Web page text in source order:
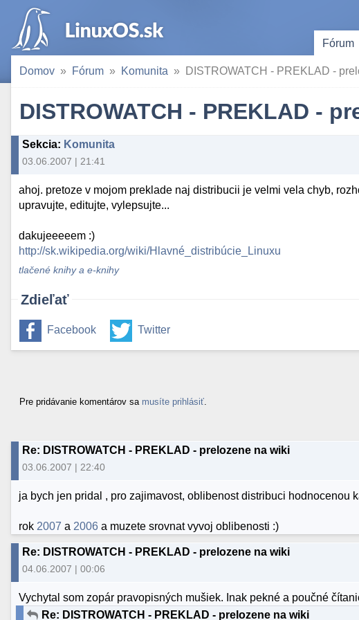
Fórum
Domov Fórum Komunita DISTROWATCH - PREKLAD -
DISTROWATCH - PREKLAD -
Sekcia: Komunita
03.06.2007 | 21:41
ahoj. pretoze v mojom preklade naj distribucii je velmi vela chyb,
upravujte, editujte, vylepsujte...
dakujeeeeem :)
http://sk.wikipedia.org/wiki/Hlavné_distribúcie_Linuxu
tlačené knihy a e-knihy
Zdieľať
Facebook Twitter
Pre pridávanie komentárov sa musíte prihlásiť
Re: DISTROWATCH - PREKLAD - prelozene na wiki
03.06.2007 | 22:40
ja bych jen pridal , pro zajimavost, oblibenost distribuci hodnocenou
rok 2007 a 2006 a muzete srovnat vyvoj oblibenosti :)
Re: DISTROWATCH - PREKLAD - prelozene na wiki
04.06.2007 | 00:06
Vychytal som zopár pravopisných mušiek. Inak pekné a poučné
Re: DISTROWATCH - PREKLAD - prelozene na wiki